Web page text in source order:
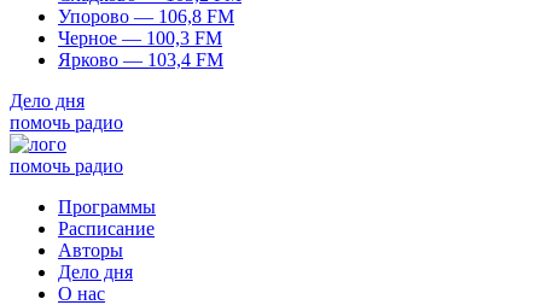
Упорово — 106,8 FM
Черное — 100,3 FM
Ярково — 103,4 FM
Дело дня
помочь радио
помочь радио
Программы
Расписание
Авторы
Дело дня
О нас